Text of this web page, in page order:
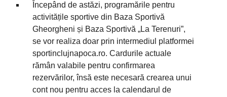
Începând de astăzi, programările pentru
activitățile sportive din Baza Sportivă
Gheorgheni și Baza Sportivă „La Terenuri”,
se vor realiza doar prin intermediul platformei
sportinclujnapoca.ro. Cardurile actuale
rămân valabile pentru confirmarea
rezervărilor, însă este necesară crearea unui
cont nou pentru acces la calendarul de